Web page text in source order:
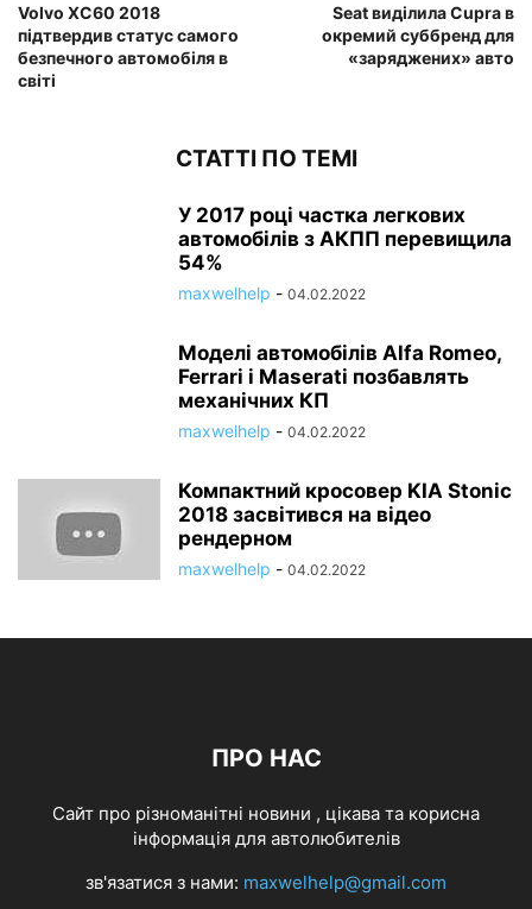
Volvo XC60 2018
підтвердив статус самого
безпечного автомобіля в
світі
Seat виділила Cupra в
окремий суббренд для
«заряджених» авто
СТАТТІ ПО ТЕМІ
У 2017 році частка легкових
автомобілів з АКПП перевищила
54%
maxwelhelp - 04.02.2022
Моделі автомобілів Alfa Romeo,
Ferrari і Maserati позбавлять
механічних КП
maxwelhelp - 04.02.2022
Компактний кросовер KIA Stonic
2018 засвітився на відео
рендерном
maxwelhelp - 04.02.2022
ПРО НАС
Cайт про різноманітні новини , цікава та корисна
інформація для автолюбителів
зв'язатися з нами: maxwelhelp@gmail.com